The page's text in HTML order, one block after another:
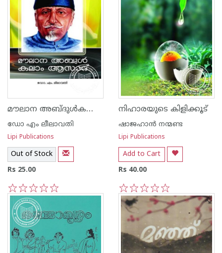
മൗലാന അബ്ദുള്‍കലാം ആസാദ്
ഡോ എം ലീലാവതി
Lipi Publications
Out of Stock
Rs 25.00
5
4
3
2
1
നിഹാരയുടെ കിളിക്കൂട്
ഷാജഹാന്‍ നന്മണ്ട
Lipi Publications
Add to Cart
Rs 40.00
5
4
3
2
1